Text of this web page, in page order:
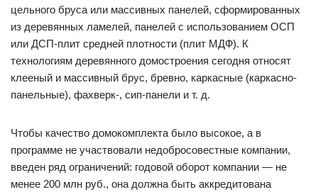
цельного бруса или массивных панелей, сформированных
из деревянных ламелей, панелей с использованием ОСП
или ДСП-плит средней плотности (плит МДФ). К
технологиям деревянного домостроения сегодня относят
клееный и массивный брус, бревно, каркасные (каркасно-
панельные), фахверк-, сип-панели и т. д.
Чтобы качество домокомплекта было высокое, а в
программе не участвовали недобросовестные компании,
введен ряд ограничений: годовой оборот компании — не
менее 200 млн руб., она должна быть аккредитована